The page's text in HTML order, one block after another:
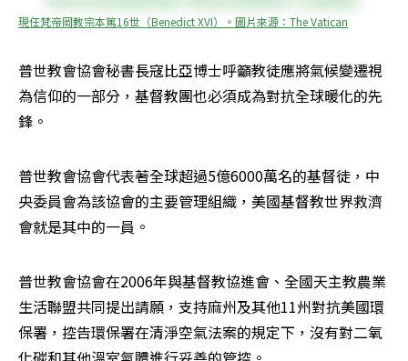
現任梵帝岡教宗本篤16世（Benedict XVI）。圖片來源：The Vatican
普世教會協會秘書長寇比亞博士呼籲教徒應將氣候變遷視
為信仰的一部分，基督教團也必須成為對抗全球暖化的先
鋒。
普世教會協會代表著全球超過5億6000萬名的基督徒，中
央委員會為該協會的主要管理組織，美國基督教世界救濟
會就是其中的一員。
普世教會協會在2006年與基督教協進會、全國天主教農業
生活聯盟共同提出請願，支持麻州及其他11州對抗美國環
保署，控告環保署在清淨空氣法案的規定下，沒有對二氧